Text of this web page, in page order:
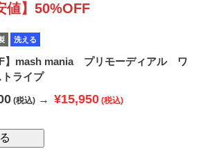
値】50%OFF
洗える
】mash mania プリモーディアル ワ
ライプ
(税込) → ¥15,950 (税込)